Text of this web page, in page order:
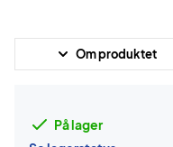
Om produktet
På lager